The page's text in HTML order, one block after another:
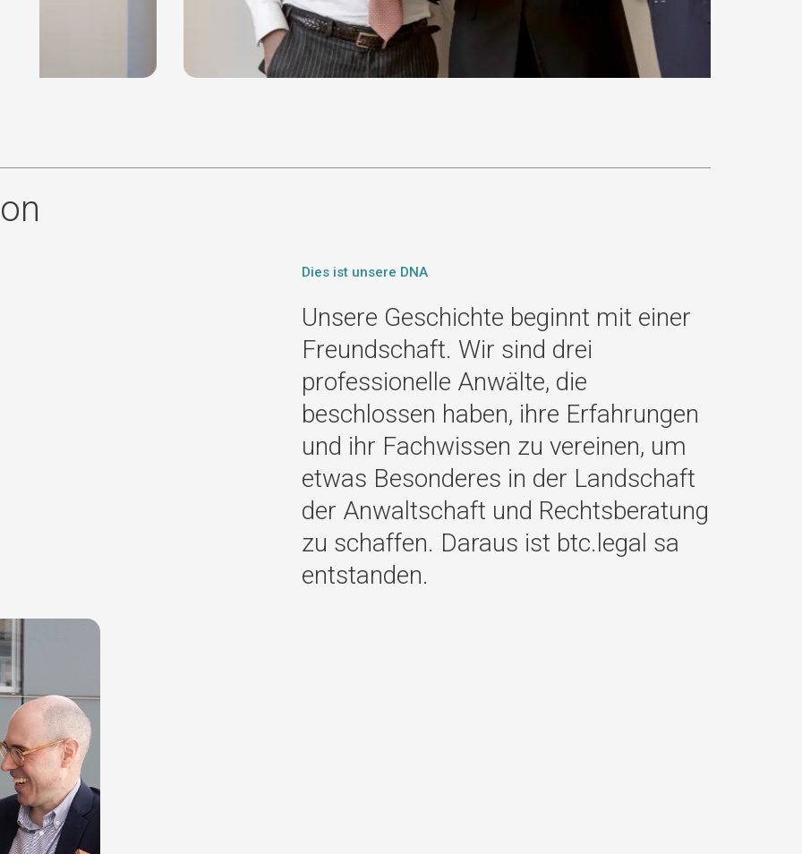
Dies ist unsere DNA
Unsere Geschichte beginnt mit einer
Freundschaft. Wir sind drei
professionelle Anwälte, die
beschlossen haben, ihre Erfahrungen
und ihr Fachwissen zu vereinen, um
etwas Besonderes in der Landschaft
der Anwaltschaft und Rechtsberatung
zu schaffen. Daraus ist btc.legal sa
entstanden.